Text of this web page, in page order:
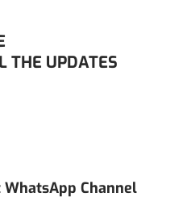
THE UPDATES
Channel